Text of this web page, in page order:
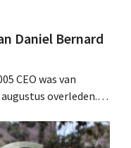
Daniel Bernard
CEO was van
overleden.
en nam